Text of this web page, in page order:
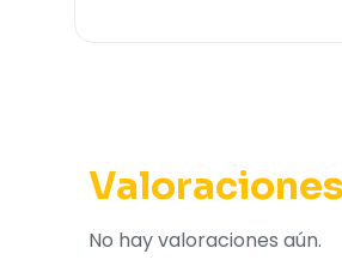
No hay valoraciones aún.